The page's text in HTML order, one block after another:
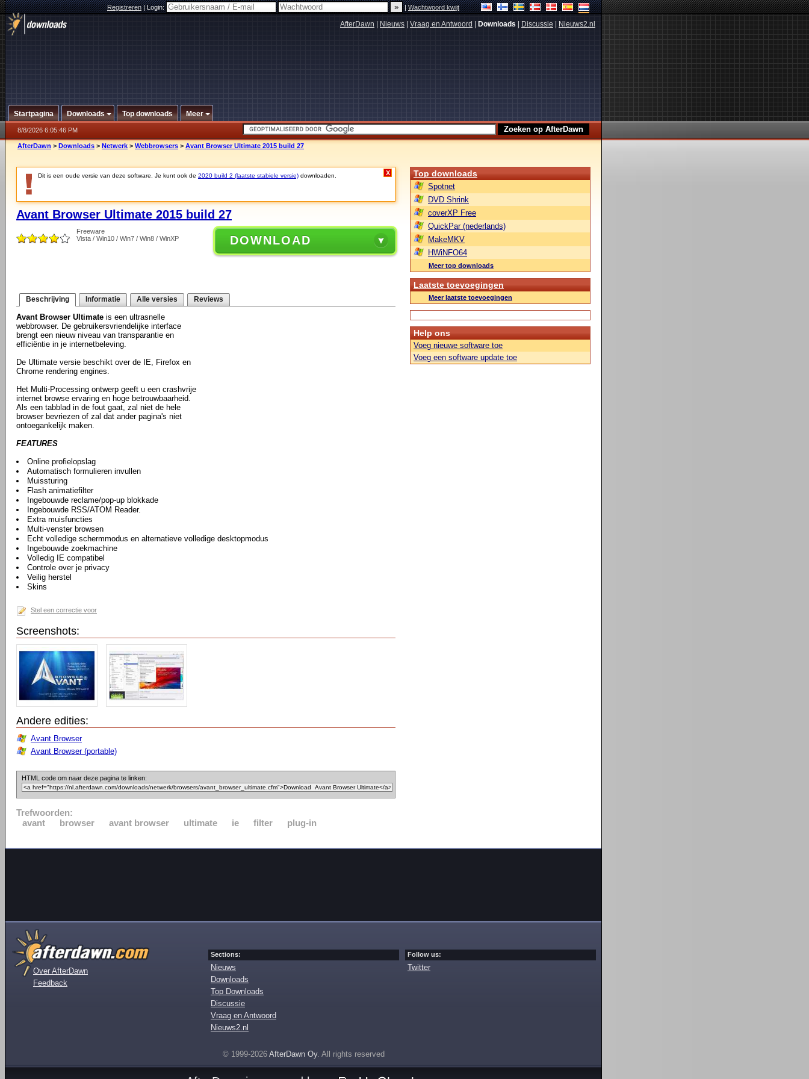
Registreren|Login: |Wachtwoord kwijt
AfterDawn Nieuws Vraag en Antwoord Downloads Discussie Nieuws2.nl
Startpagina Downloads Top downloads Meer
8/8/2026 6:05:46 PM
AfterDawn > Downloads > Netwerk > Webbrowsers > Avant Browser Ultimate 2015 build 27
Dit is een oude versie van deze software. Je kunt ook de 2020 build 2 (laatste stabiele versie) downloaden. X
Avant Browser Ultimate 2015 build 27
Freeware
Vista / Win10 / Win7 / Win8 / WinXP
DOWNLOAD
Beschrijving Informatie Alle versies Reviews
Avant Browser Ultimate is een ultrasnelle
webbrowser. De gebruikersvriendelijke interface
brengt een nieuw niveau van transparantie en
efficiëntie in je internetbeleving.
De Ultimate versie beschikt over de IE, Firefox en
Chrome rendering engines.
Het Multi-Processing ontwerp geeft u een crashvrije
internet browse ervaring en hoge betrouwbaarheid.
Als een tabblad in de fout gaat, zal niet de hele
browser bevriezen of zal dat ander pagina's niet
ontoegankelijk maken.
FEATURES
Online profielopslag
Automatisch formulieren invullen
Muissturing
Flash animatiefilter
Ingebouwde reclame/pop-up blokkade
Ingebouwde RSS/ATOM Reader.
Extra muisfuncties
Multi-venster browsen
Echt volledige schermmodus en alternatieve volledige desktopmodus
Ingebouwde zoekmachine
Volledig IE compatibel
Controle over je privacy
Veilig herstel
Skins
Stel een correctie voor
Screenshots:
Andere edities:
Avant Browser
Avant Browser (portable)
HTML code om naar deze pagina te linken:
Trefwoorden:
avant
browser avant browser ultimate ie filter plug-in
Top downloads
Spotnet
DVD Shrink
coverXP Free
QuickPar (nederlands)
MakeMKV
HWiNFO64
Meer top downloads
Laatste toevoegingen
Meer laatste toevoegingen
Help ons
Voeg nieuwe software toe
Voeg een software update toe
Over AfterDawn
Feedback
Sections:
Nieuws
Downloads
Top Downloads
Discussie
Vraag en Antwoord
Nieuws2.nl
Follow us:
Twitter
© 1999-2026 AfterDawn Oy. All rights reserved